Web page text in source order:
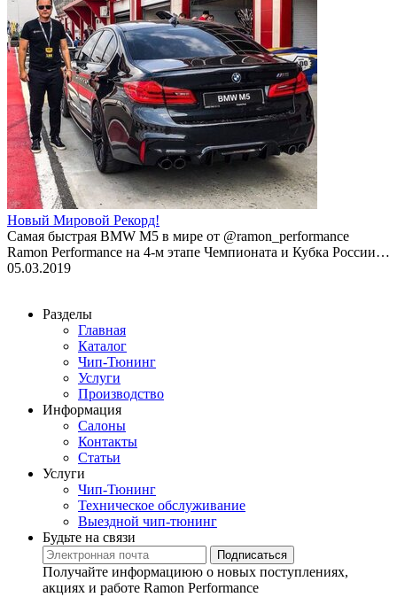
Новый Мировой Рекорд!
Cамая быстрая BMW M5 в мире от @ramon_performance
Ramon Performance на 4-м этапе Чемпионата и Кубка России…
05.03.2019
Разделы
Главная
Каталог
Чип-Тюнинг
Услуги
Производство
Информация
Салоны
Контакты
Статьи
Услуги
Чип-Тюнинг
Техническое обслуживание
Выездной чип-тюнинг
Будьте на связи
Подписаться
Получайте информациюю о новых поступлениях,
акциях и работе Ramon Performance